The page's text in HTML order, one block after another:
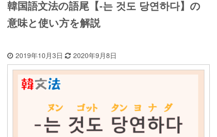
韓国語文法の語尾【-는 것도 당연하다】の
意味と使い方を解説
2019年10月3日 2020年9月8日